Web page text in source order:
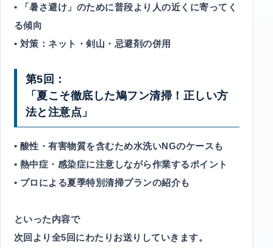
• 「暑さ避け」のために普段より人の近くに寄ってく
る傾向
• 対策：ネット・剣山・忌避剤の併用
第5回：
「夏こそ徹底した鳩フン清掃！正しい方
法と注意点」
• 酸性・有害物質を含むため水洗いNGのケースも
• 熱中症・感染症に注意しながら作業するポイント
• プロによる夏季特別清掃プランの紹介も
といった内容で
次回より全5回にわたりお送りしていきます。